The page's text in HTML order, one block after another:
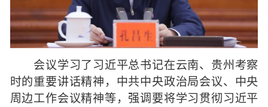
会议学习了习近平总书记在云南、贵州考察
时的重要讲话精神，中共中央政治局会议、中央
周边工作会议精神等，强调要将学习贯彻习近平